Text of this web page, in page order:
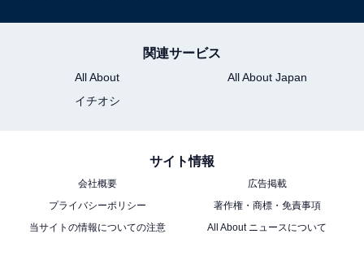
関連サービス
All About
All About Japan
イチオシ
サイト情報
会社概要
広告掲載
プライバシーポリシー
著作権・商標・免責事項
当サイトの情報についての注意
All About ニュースについて